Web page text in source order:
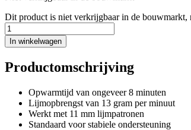
Dit product is niet verkrijgbaar in de bouwmarkt,
In winkelwagen
Productomschrijving
Opwarmtijd van ongeveer 8 minuten
Lijmopbrengst van 13 gram per minuut
Werkt met 11 mm lijmpatronen
Standaard voor stabiele ondersteuning